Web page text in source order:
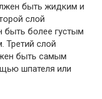
быть жидким и
слой
быть более густым
Третий слой
быть самым
шпателя или